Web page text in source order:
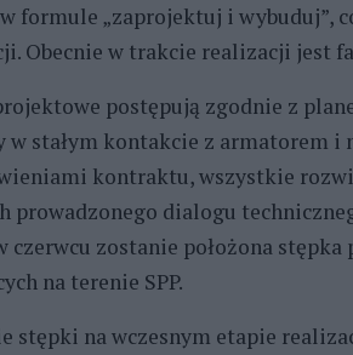
formule „zaprojektuj i wybuduj”,
Obecnie w trakcie realizacji jest
postępują zgodnie z
w stałym kontakcie z armatorem i
kontraktu, wszystkie
prowadzonego dialogu
czerwcu zostanie położona
na terenie SPP.
stępki na wczesnym etapie